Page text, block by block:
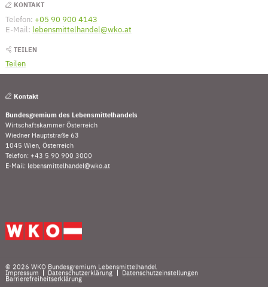
KONTAKT
Telefon: +05 90 900 4143
E-Mail: lebensmittelhandel@wko.at
TEILEN
Teilen
Kontakt
Bundesgremium des Lebensmittelhandels
Wirtschaftskammer Österreich
Wiedner Hauptstraße 63
1045 Wien, Österreich
Telefon: +43 5 90 900 3000
E-Mail: lebensmittelhandel@wko.at
Fußleistennavigation
© 2026 WKO Bundesgremium Lebensmittelhandel
Impressum Datenschutzerklärung Datenschutzeinstellungen
Barrierefreiheitserklärung